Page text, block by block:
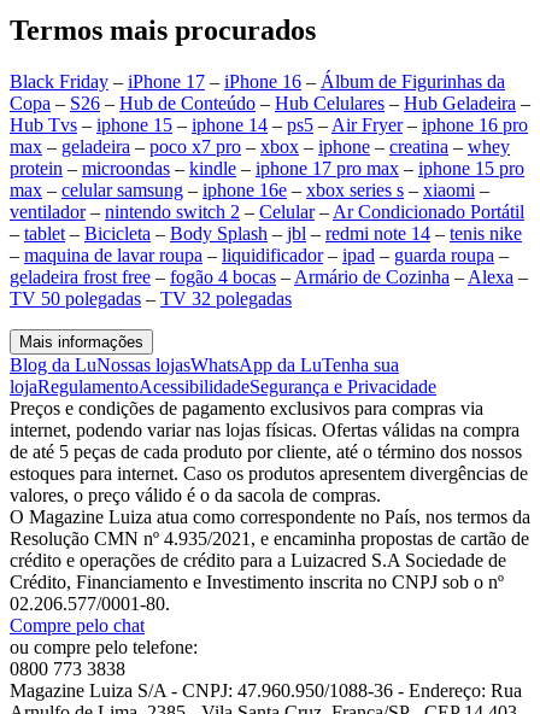
Termos mais procurados
Black Friday – iPhone 17 – iPhone 16 – Álbum de Figurinhas da
Copa – S26 – Hub de Conteúdo – Hub Celulares – Hub Geladeira –
Hub Tvs – iphone 15 – iphone 14 – ps5 – Air Fryer– iphone 16 pro
max – geladeira – poco x7 pro – xbox – iphone – creatina – whey
protein – microondas – kindle – iphone 17 pro max – iphone 15 pro
max – celular samsung – iphone 16e – xbox series s – xiaomi –
ventilador– nintendo switch 2 – Celular– Ar Condicionado Portátil
– tablet – Bicicleta – Body Splash – jbl – redmi note 14 – tenis nike
– maquina de lavar roupa – liquidificador– ipad – guarda roupa –
geladeira frost free – fogão 4 bocas – Armário de Cozinha – Alexa –
TV 50 polegadas – TV 32 polegadas
Mais informações
Blog da LuNossas lojasWhatsApp da LuTenha sua
lojaRegulamentoAcessibilidadeSegurança e Privacidade
Preços e condições de pagamento exclusivos para compras via
internet, podendo variar nas lojas físicas. Ofertas válidas na compra
de até 5 peças de cada produto por cliente, até o término dos nossos
estoques para internet. Caso os produtos apresentem divergências de
valores, o preço válido é o da sacola de compras.
O Magazine Luiza atua como correspondente no País, nos termos da
Resolução CMN nº 4.935/2021, e encaminha propostas de cartão de
crédito e operações de crédito para a Luizacred S.A Sociedade de
Crédito, Financiamento e Investimento inscrita no CNPJ sob o nº
02.206.577/0001-80.
Compre pelo chat
ou compre pelo telefone:
0800 773 3838
Magazine Luiza S/A - CNPJ: 47.960.950/1088-36 - Endereço: Rua